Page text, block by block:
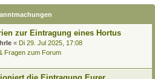
zur Eintragung eines Hortus
« Di 29. Jul 2025, 17:08
Fragen zum Forum